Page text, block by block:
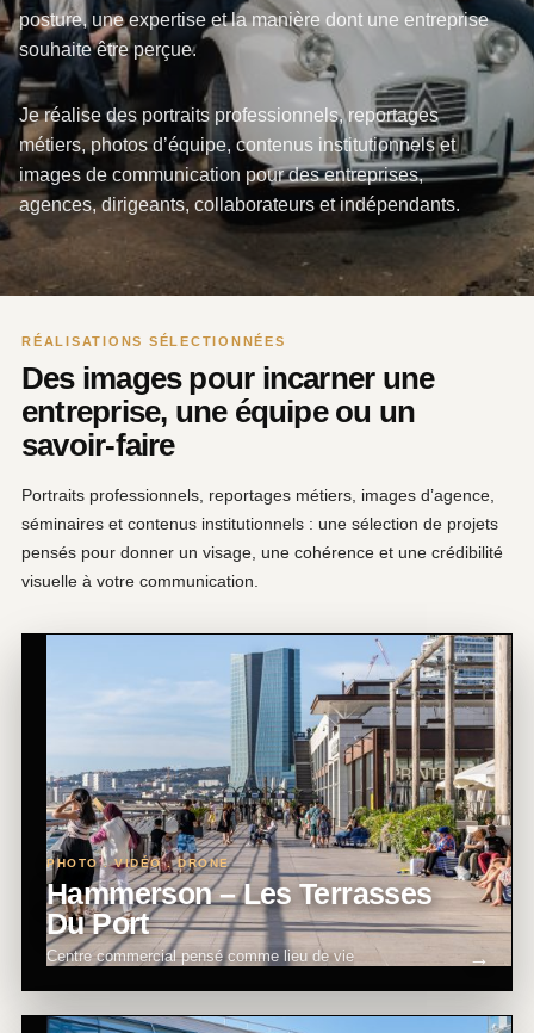
posture, une expertise et la manière dont une entreprise
souhaite être perçue.
Je réalise des portraits professionnels, reportages
métiers, photos d’équipe, contenus institutionnels et
images de communication pour des entreprises,
agences, dirigeants, collaborateurs et indépendants.
RÉALISATIONS SÉLECTIONNÉES
Des images pour incarner une
entreprise, une équipe ou un
savoir-faire
Portraits professionnels, reportages métiers, images d’agence,
séminaires et contenus institutionnels : une sélection de projets
pensés pour donner un visage, une cohérence et une crédibilité
visuelle à votre communication.
PHOTO . VIDÉO . DRONE
Hammerson – Les Terrasses
Du Port
Centre commercial pensé comme lieu de vie